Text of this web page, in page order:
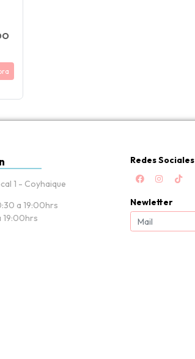
1 - Coyhaique
a 19:00hrs
19:00hrs
Redes Sociales
Newletter